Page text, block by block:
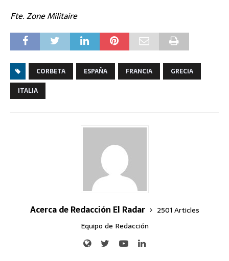
Fte. Zone Militaire
CORBETA ESPAÑA FRANCIA
GRECIA
ITALIA
Acerca de Redacción El Radar
2501 Articles
Equipo de Redacción